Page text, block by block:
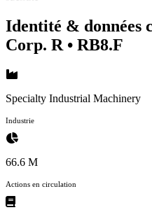
Identité & données
Corp. R • RB8.F
Specialty Industrial Machinery
Industrie
66.6 M
Actions en circulation